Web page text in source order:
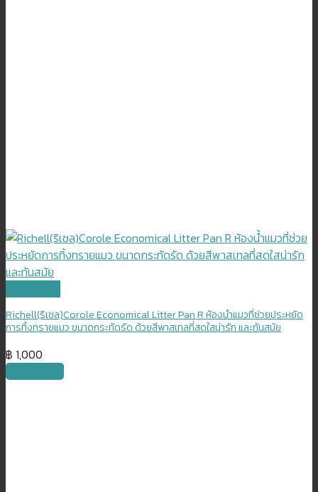
Richell(ริเชล)Corole Economical Litter Pan R ห้องน้ำแมวที่ช่วยประหยัด
การทิ้งทรายแมว ขนาดกระทัดรัด ด้วยสีพาสเทลที่สดใสน่ารัก และทันสมัย
฿ 1,000
หยิบใส่ตะกร้า